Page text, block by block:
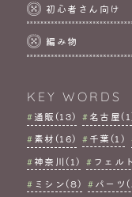
初心者さん向け
編み物
KEY WORDS
通販(13) 名古屋
素材(16)
千葉(1)
神奈川(1)
フェル
ミシン(8)
パーツ